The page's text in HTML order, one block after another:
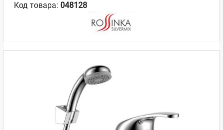
Бачки для
Сиденья для
унитазов
Смесители для
Зеркало-шкаф
Полки в ванную
комнату
Код товара: 048128